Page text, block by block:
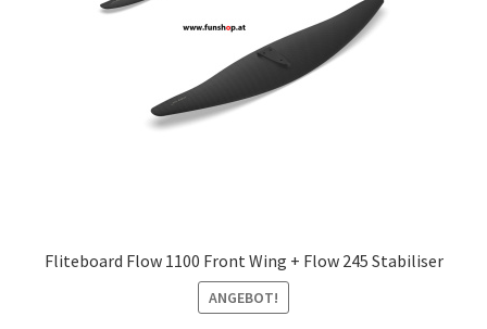
Fliteboard Flow 1100 Front Wing + Flow 245 Stabiliser
ANGEBOT!